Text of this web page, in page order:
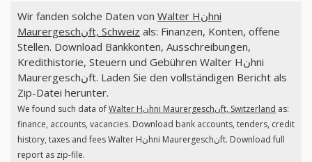
Wir fanden solche Daten von Walter Hنhni
Maurergeschنft, Schweiz als: Finanzen, Konten, offene
Stellen. Download Bankkonten, Ausschreibungen,
Kredithistorie, Steuern und Gebühren Walter Hنhni
Maurergeschنft. Laden Sie den vollständigen Bericht als
Zip-Datei herunter.
We found such data of Walter Hنhni Maurergeschنft, Switzerland as:
finance, accounts, vacancies. Download bank accounts, tenders, credit
history, taxes and fees Walter Hنhni Maurergeschنft. Download full
report as zip-file.